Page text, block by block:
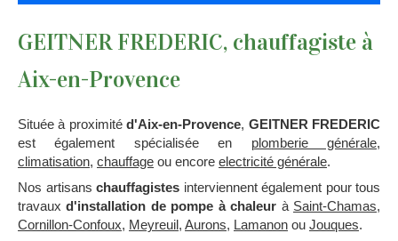
GEITNER FREDERIC, chauffagiste à
Aix-en-Provence
Située à proximitéd'Aix-en-Provence, GEITNER FREDERIC
est également spécialisée en plomberie générale,
climatisation, chauffage ou encore electricité générale.
Nos artisans chauffagistes interviennent également pour tous
travaux d'installation de pompe à chaleur à Saint-Chamas,
Cornillon-Confoux, Meyreuil, Aurons, Lamanon ou Jouques.